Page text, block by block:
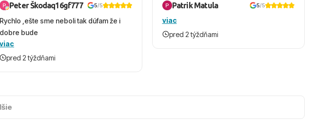
Peter Škodaq16gf777 5/5
Rychlo ,ešte sme neboli tak dúfam že i
dobre bude
viac
pred 2 týždňami
Patrik Matula 5/5
viac
pred 2 týždňami